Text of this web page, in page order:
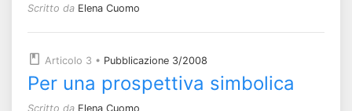
Scritto da Elena Cuomo
Articolo 3 • Pubblicazione 3/2008
Per una prospettiva simbolica
Scritto da Elena Cuomo